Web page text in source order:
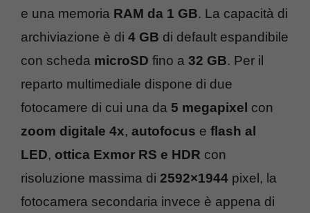
e una memoria RAM da 1 GB. La capacità di
archiviazione è di 4 GB di default espandibile
con scheda microSD fino a 32 GB. Per il
reparto multimediale dispone di due
fotocamere di cui una da 5 megapixel con
zoom digitale 4x, autofocus e flash al
LED, ottica Exmor RS e HDR con
risoluzione massima di 2592×1944 pixel, la
fotocamera secondaria invece è appena di